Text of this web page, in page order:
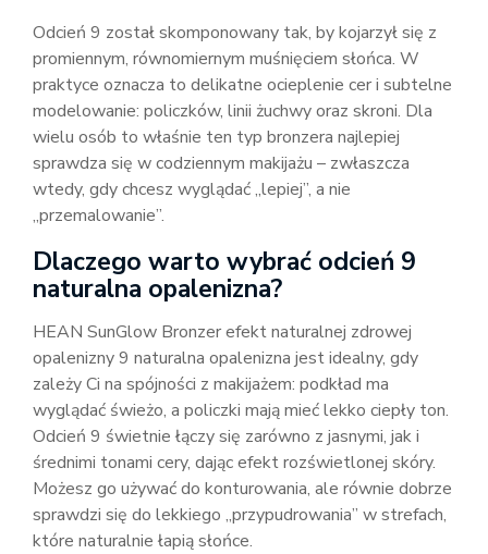
Odcień 9 został skomponowany tak, by kojarzył się z
promiennym, równomiernym muśnięciem słońca. W
praktyce oznacza to delikatne ocieplenie cer i subtelne
modelowanie: policzków, linii żuchwy oraz skroni. Dla
wielu osób to właśnie ten typ bronzera najlepiej
sprawdza się w codziennym makijażu – zwłaszcza
wtedy, gdy chcesz wyglądać „lepiej”, a nie
„przemalowanie”.
Dlaczego warto wybrać odcień 9
naturalna opalenizna?
HEAN SunGlow Bronzer efekt naturalnej zdrowej
opalenizny 9 naturalna opalenizna jest idealny, gdy
zależy Ci na spójności z makijażem: podkład ma
wyglądać świeżo, a policzki mają mieć lekko ciepły ton.
Odcień 9 świetnie łączy się zarówno z jasnymi, jak i
średnimi tonami cery, dając efekt rozświetlonej skóry.
Możesz go używać do konturowania, ale równie dobrze
sprawdzi się do lekkiego „przypudrowania” w strefach,
które naturalnie łapią słońce.